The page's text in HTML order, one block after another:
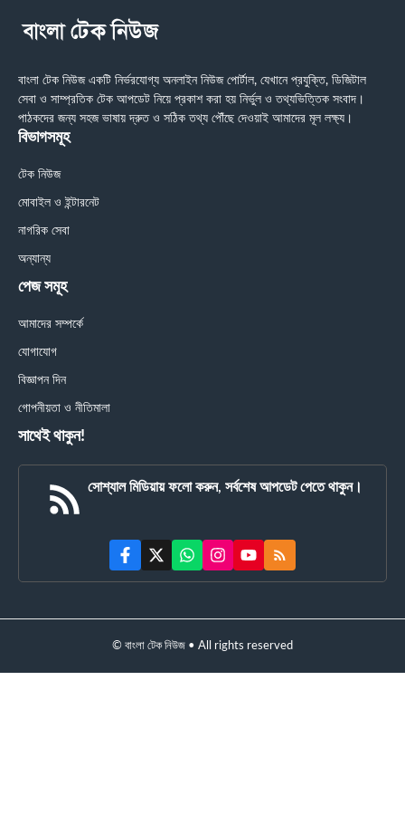
বাংলা টেক নিউজ একটি নির্ভরযোগ্য অনলাইন নিউজ পোর্টাল, যেখানে প্রযুক্তি, ডিজিটাল
সেবা ও সাম্প্রতিক টেক আপডেট নিয়ে প্রকাশ করা হয় নির্ভুল ও তথ্যভিত্তিক সংবাদ।
পাঠকদের জন্য সহজ ভাষায় দ্রুত ও সঠিক তথ্য পৌঁছে দেওয়াই আমাদের মূল লক্ষ্য।
বিভাগসমূহ
টেক নিউজ
মোবাইল ও ইন্টারনেট
নাগরিক সেবা
অন্যান্য
পেজ সমূহ
আমাদের সম্পর্কে
যোগাযোগ
বিজ্ঞাপন দিন
গোপনীয়তা ও নীতিমালা
সাথেই থাকুন!
সোশ্যাল মিডিয়ায় ফলো করুন, সর্বশেষ আপডেট পেতে থাকুন।
© বাংলা টেক নিউজ • All rights reserved